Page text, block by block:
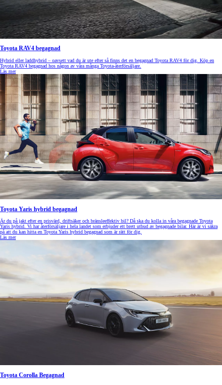
Toyota RAV4 begagnad
Hybrid eller laddhybrid – oavsett vad du är ute efter så finns det en begagnad Toyota RAV4 för dig. Köp en
Toyota RAV4 begagnad hos någon av våra många Toyota-återförsäljare.
Läs mer
Toyota Yaris hybrid begagnad
Är du på jakt efter en prisvärd, driftsäker och bränsleeffektiv bil? Då ska du kolla in våra begagnade Toyota
Yaris hybrid. Vi har återförsäljare i hela landet som erbjuder ett brett utbud av begagnade bilar. Här är vi säkra
på att du kan hitta en Toyota Yaris hybrid begagnad som är rätt för dig.
Läs mer
Toyota Corolla Begagnad